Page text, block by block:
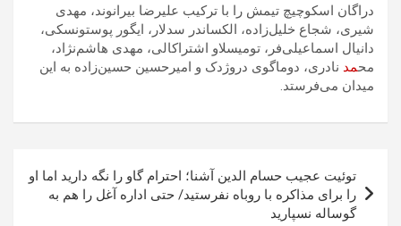
دراگان اسکوچیچ تیمش را با ترکیب علیرضا بیرانوند، مهدی
شیری، شجاع خلیل‌زاده، الکساندر سدلار، ایگور پوستونسکی،
دانیال اسماعیلی‌فر، تومیسلاو اشتراکالی، مهدی هاشم‌نژاد،
محمد نادری، دوماگوی دروژدک و امیرحسین حسین‌زاده به این
میدان می‌فرستد.
نوشته
توئیت عجیب حسام الدین آشنا؛ احترام گاو را نگه دارید اما او
را برای مذاکره با روباه نفرستید/ حتی اداره آغل را هم به
گوساله نسپارید